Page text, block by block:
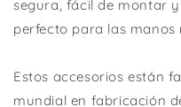
segura, fácil de montar
perfecto para las manos
Estos accesorios están
mundial en fabricación